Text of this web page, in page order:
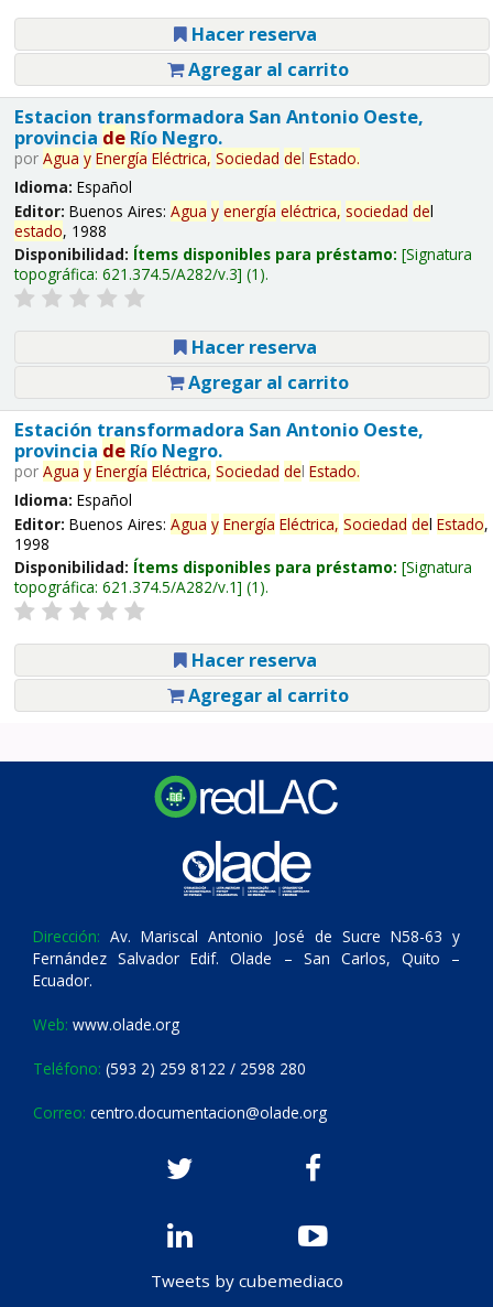
Hacer reserva
Agregar al carrito
Estacion transformadora San Antonio Oeste,
provincia deRío Negro.
por Agua y Energía Eléctrica, Sociedad del Estado.
Idioma: Español
Editor: Buenos Aires: Agua y energía eléctrica, sociedad del
estado, 1988
Disponibilidad: Ítems disponibles para préstamo: Signatura
topográfica: 621.374.5/A282/v.3 (1).
Hacer reserva
Agregar al carrito
Estación transformadora San Antonio Oeste,
provincia deRío Negro.
por Agua y Energía Eléctrica, Sociedad del Estado.
Idioma: Español
Editor: Buenos Aires: Agua y Energía Eléctrica, Sociedad del Estado,
1998
Disponibilidad: Ítems disponibles para préstamo: Signatura
topográfica: 621.374.5/A282/v.1 (1).
Hacer reserva
Agregar al carrito
Dirección: Av. Mariscal Antonio José de Sucre N58-63 y
Fernández Salvador Edif. Olade – San Carlos, Quito –
Ecuador.
Web: www.olade.org
Teléfono: (593 2) 259 8122 / 2598 280
Correo: centro.documentacion@olade.org
Tweets by cubemediaco